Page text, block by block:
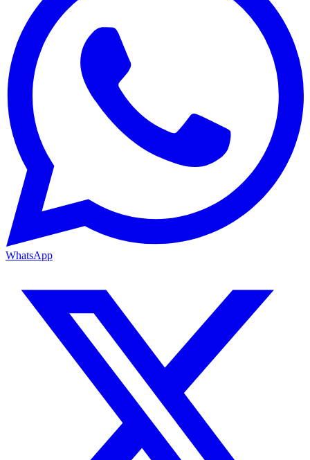
WhatsApp